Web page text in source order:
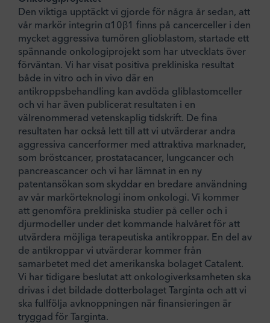
Den viktiga upptäckt vi gjorde för några år sedan, att
vår markör integrin α10β1 finns på cancerceller i den
mycket aggressiva tumören glioblastom, startade ett
spännande onkologiprojekt som har utvecklats över
förväntan. Vi har visat positiva prekliniska resultat
både in vitro och in vivo där en
antikroppsbehandling kan avdöda gliblastomceller
och vi har även publicerat resultaten i en
välrenommerad vetenskaplig tidskrift. De fina
resultaten har också lett till att vi utvärderar andra
aggressiva cancerformer med attraktiva marknader,
som bröstcancer, prostatacancer, lungcancer och
pancreascancer och vi har lämnat in en ny
patentansökan som skyddar en bredare användning
av vår markörteknologi inom onkologi. Vi kommer
att genomföra prekliniska studier på celler och i
djurmodeller under det kommande halvåret för att
utvärdera möjliga terapeutiska antikroppar. En del av
de antikroppar vi utvärderar kommer från
samarbetet med det amerikanska bolaget Catalent.
Vi har tidigare beslutat att onkologiverksamheten ska
drivas i det bildade dotterbolaget Targinta och att vi
ska fullfölja avknoppningen när finansieringen är
tryggad för Targinta.